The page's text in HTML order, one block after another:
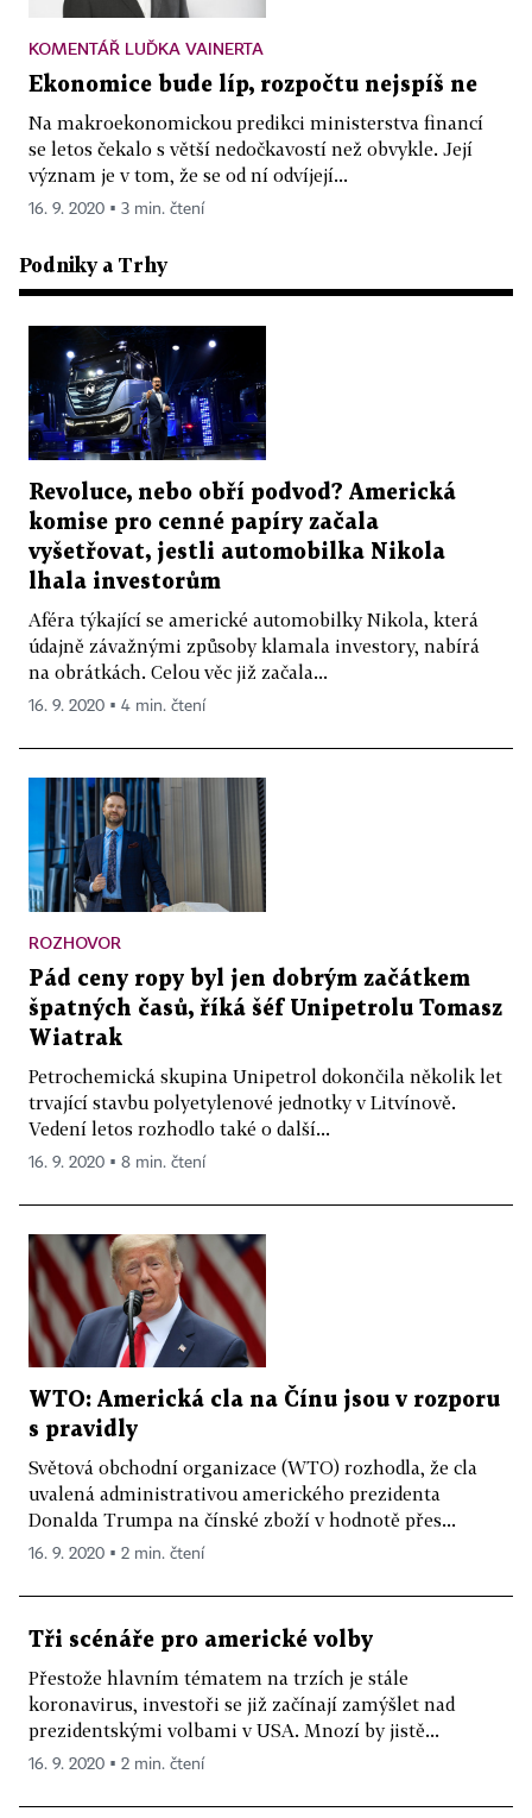
KOMENTÁŘ LUĎKA VAINERTA
Ekonomice bude líp, rozpočtu nejspíš ne
Na makroekonomickou predikci ministerstva financí
se letos čekalo s větší nedočkavostí než obvykle. Její
význam je v tom, že se od ní odvíjejí...
16. 9. 2020 ▪ 3 min. čtení
Podniky a Trhy
Revoluce, nebo obří podvod? Americká
komise pro cenné papíry začala
vyšetřovat, jestli automobilka Nikola
lhala investorům
Aféra týkající se americké automobilky Nikola, která
údajně závažnými způsoby klamala investory, nabírá
na obrátkách. Celou věc již začala...
16. 9. 2020 ▪ 4 min. čtení
ROZHOVOR
Pád ceny ropy byl jen dobrým začátkem
špatných časů, říká šéf Unipetrolu Tomasz
Wiatrak
Petrochemická skupina Unipetrol dokončila několik let
trvající stavbu polyetylenové jednotky v Litvínově.
Vedení letos rozhodlo také o další...
16. 9. 2020 ▪ 8 min. čtení
WTO: Americká cla na Čínu jsou v rozporu
s pravidly
Světová obchodní organizace (WTO) rozhodla, že cla
uvalená administrativou amerického prezidenta
Donalda Trumpa na čínské zboží v hodnotě přes...
16. 9. 2020 ▪ 2 min. čtení
Tři scénáře pro americké volby
Přestože hlavním tématem na trzích je stále
koronavirus, investoři se již začínají zamýšlet nad
prezidentskými volbami v USA. Mnozí by jistě...
16. 9. 2020 ▪ 2 min. čtení